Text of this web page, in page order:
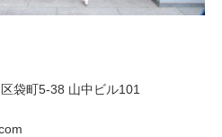
袋町5-38 山中ビル101